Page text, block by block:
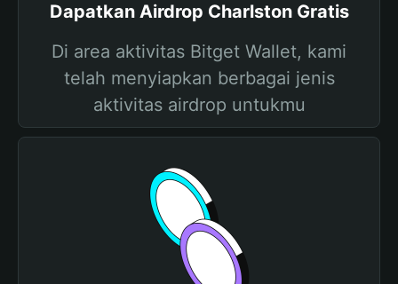
Dapatkan Airdrop Charlston Gratis
Di area aktivitas Bitget Wallet, kami
telah menyiapkan berbagai jenis
aktivitas airdrop untukmu